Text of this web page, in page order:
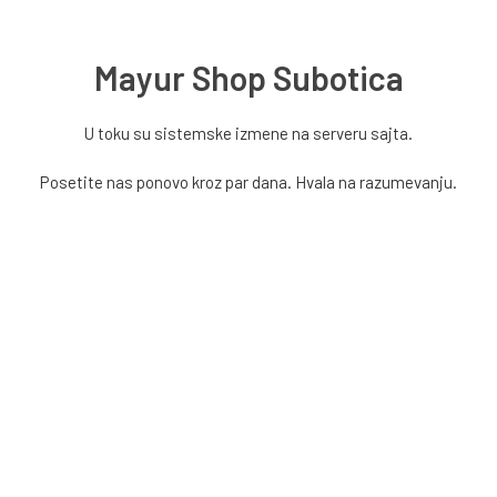
Mayur Shop Subotica
U toku su sistemske izmene na serveru sajta.
Posetite nas ponovo kroz par dana. Hvala na razumevanju.